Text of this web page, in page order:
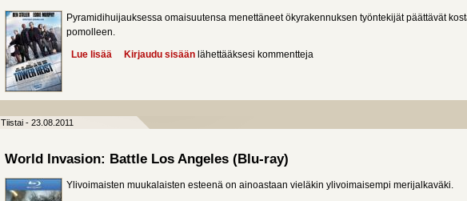
Pyramidihuijauksessa omaisuutensa menettäneet ökyrakennuksen työntekijät päättävät
pomolleen.
Lue lisää about Tower Heist
Kirjaudu sisään lähettääksesi kommentteja
Tiistai - 23.08.2011
World Invasion: Battle Los Angeles (Blu-ray)
Ylivoimaisten muukalaisten esteenä on ainoastaan vieläkin ylivoimaisempi merijalkaväki.